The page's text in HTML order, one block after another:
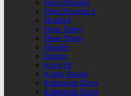
Hava Durumu
Hava Durumu 2
Header4
Hisse Detay
Hisse Detay
Hisseler
İletişim
Kayıt Ol
Kripto Paralar
Kriptopara Detay
Kriptopara Detay